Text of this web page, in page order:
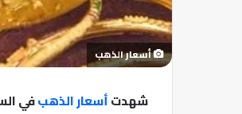
أسعار الذهب
شهدتأسعار الذهب